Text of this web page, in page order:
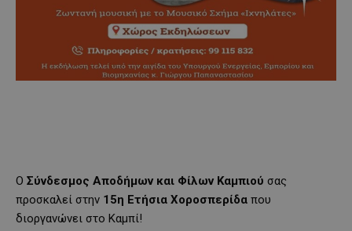
Ο Σύνδεσμος Αποδήμων και Φίλων Καμπιού σας
προσκαλεί στην 15η Ετήσια Χοροσπερίδα που
διοργανώνει στο Καμπί!